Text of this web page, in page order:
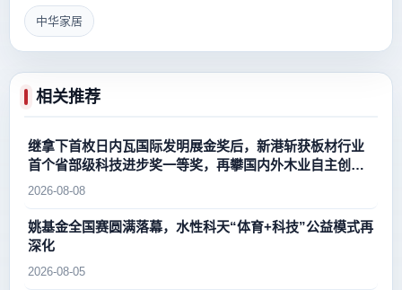
中华家居
相关推荐
继拿下首枚日内瓦国际发明展金奖后，新港斩获板材行业
首个省部级科技进步奖一等奖，再攀国内外木业自主创新
新高峰
2026-08-08
姚基金全国赛圆满落幕，水性科天“体育+科技”公益模式再
深化
2026-08-05